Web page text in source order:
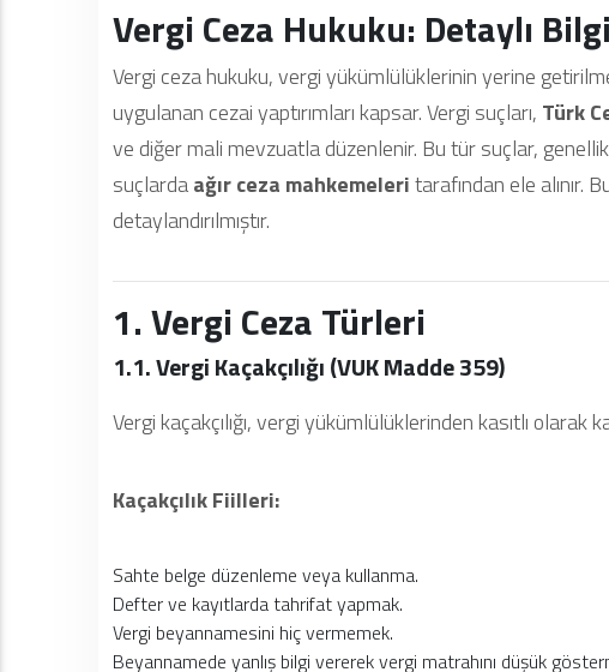
Vergi Ceza Hukuku: Detaylı
Vergi ceza hukuku, vergi yükümlülüklerinin yerine
uygulanan cezai yaptırımları kapsar. Vergi suçları, Türk
ve diğer mali mevzuatla düzenlenir. Bu tür suçlar,
suçlardaağır ceza mahkemeleritarafından ele alınır.
detaylandırılmıştır.
1. Vergi Ceza Türleri
1.1. Vergi Kaçakçılığı (VUK Madde 359)
Vergi kaçakçılığı, vergi yükümlülüklerinden kasıtlı olarak
Kaçakçılık Fiilleri:
Sahte belge düzenleme veya kullanma.
Defter ve kayıtlarda tahrifat yapmak.
Vergi beyannamesini hiç vermemek.
Beyannamede yanlış bilgi vererek vergi matrahını düşük